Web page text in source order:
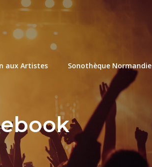
aux Artistes Sonothèque Normandie